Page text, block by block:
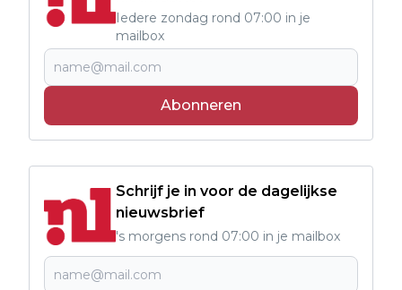
Iedere zondag rond 07:00 in je
mailbox
Abonneren
Schrijf je in voor de dagelijkse
nieuwsbrief
's morgens rond 07:00 in je mailbox